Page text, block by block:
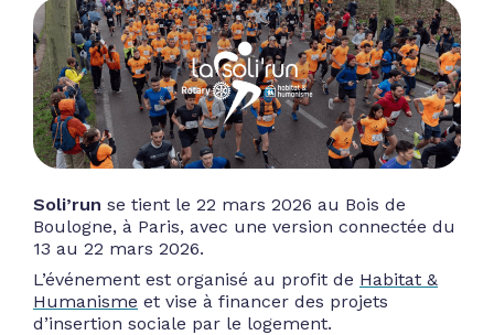
Soli’run se tient le 22 mars 2026 au Bois de
Boulogne, à Paris, avec une version connectée du
13 au 22 mars 2026.
L’événement est organisé au profit de Habitat &
Humanisme et vise à financer des projets
d’insertion sociale par le logement.